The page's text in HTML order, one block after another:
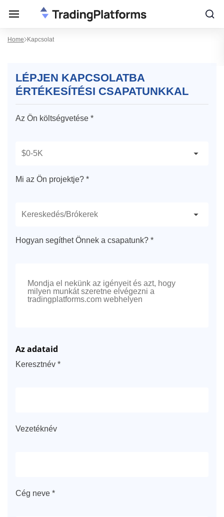
Home Kapcsolat
LÉPJEN KAPCSOLATBA
ÉRTÉKESÍTÉSI CSAPATUNKKAL
Az Ön költségvetése *
Mi az Ön projektje? *
Hogyan segíthet Önnek a csapatunk? *
Az adataid
Keresztnév *
Vezetéknév
Cég neve *